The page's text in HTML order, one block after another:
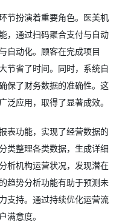
节扮演着重要角色。医美机
，通过扫码聚合支付与自动
自动化。顾客在完成项目
节省了时间。同时，系统自
保了财务数据的准确性。这
应用，取得了显著成效。
表功能，实现了经营数据的
类整理各类数据，生成详细
析机构运营状况，发现潜在
趋势分析功能有助于预测未
支持。通过持续优化运营流
满意度。